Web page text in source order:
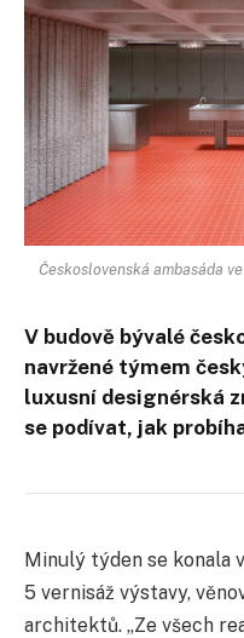
Československá ambasáda
V budově bývalé
navržené týmem
luxusní designérská
se podívat, jak
Minulý týden se konala
5 vernisáž výstavy,
architektů. „Ze všech